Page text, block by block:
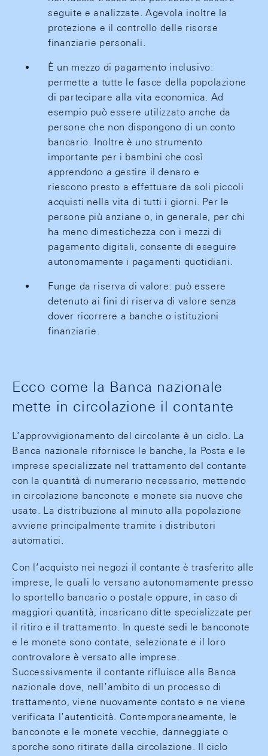
seguite e analizzate. Agevola inoltre la
protezione e il controllo delle risorse
finanziarie personali.
È un mezzo di pagamento inclusivo:
permette a tutte le fasce della popolazione
di partecipare alla vita economica. Ad
esempio può essere utilizzato anche da
persone che non dispongono di un conto
bancario. Inoltre è uno strumento
importante per i bambini che così
apprendono a gestire il denaro e
riescono presto a effettuare da soli piccoli
acquisti nella vita di tutti i giorni. Per le
persone più anziane o, in generale, per chi
ha meno dimestichezza con i mezzi di
pagamento digitali, consente di eseguire
autonomamente i pagamenti quotidiani.
Funge da riserva di valore: può essere
detenuto ai fini di riserva di valore senza
dover ricorrere a banche o istituzioni
finanziarie.
Ecco come la Banca nazionale
mette in circolazione il contante
L’approvvigionamento del circolante è un ciclo. La
Banca nazionale rifornisce le banche, la Posta e le
imprese specializzate nel trattamento del contante
con la quantità di numerario necessario, mettendo
in circolazione banconote e monete sia nuove che
usate. La distribuzione al minuto alla popolazione
avviene principalmente tramite i distributori
automatici.
Con l’acquisto nei negozi il contante è trasferito alle
imprese, le quali lo versano autonomamente presso
lo sportello bancario o postale oppure, in caso di
maggiori quantità, incaricano ditte specializzate per
il ritiro e il trattamento. In queste sedi le banconote
e le monete sono contate, selezionate e il loro
controvalore è versato alle imprese.
Successivamente il contante rifluisce alla Banca
nazionale dove, nell’ambito di un processo di
trattamento, viene nuovamente contato e ne viene
verificata l’autenticità. Contemporaneamente, le
banconote e le monete vecchie, danneggiate o
sporche sono ritirate dalla circolazione. Il ciclo